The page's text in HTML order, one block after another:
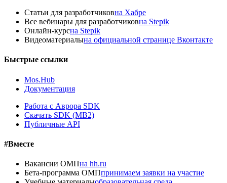
Статьи для разработчиковна Хабре
Все вебинары для разработчиковна Stepik
Онлайн-курсна Stepik
Видеоматериалына официальной странице Вконтакте
Быстрые ссылки
Mos.Hub
Документация
Работа с Аврора SDK
Скачать SDK (MB2)
Публичные API
#Вместе
Вакансии ОМПна hh.ru
Бета-программа ОМПпринимаем заявки на участие